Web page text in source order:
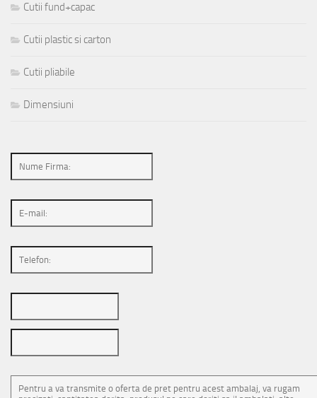
Cutii fund+capac
Cutii plastic si carton
Cutii pliabile
Dimensiuni